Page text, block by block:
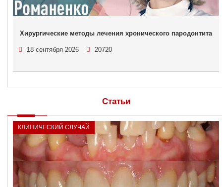
Хирургические методы лечения хронического пародонтита
18 сентября 2026 20720
Статьи
КЛИНИЧЕСКИЙ СЛУЧАЙ